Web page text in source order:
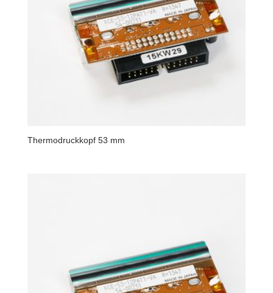
Thermodruckkopf 53 mm